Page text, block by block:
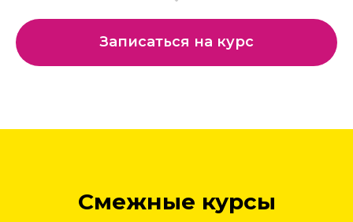
Записаться на курс
Смежные курсы